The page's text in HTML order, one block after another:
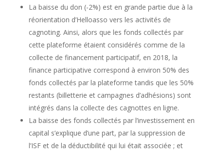
La baisse du don (-2%) est en grande partie due à la
réorientation d’Helloasso vers les activités de
cagnoting. Ainsi, alors que les fonds collectés par
cette plateforme étaient considérés comme de la
collecte de financement participatif, en 2018, la
finance participative correspond à environ 50% des
fonds collectés par la plateforme tandis que les 50%
restants (billetterie et campagnes d’adhésions) sont
intégrés dans la collecte des cagnottes en ligne.
La baisse des fonds collectés par l’investissement en
capital s’explique d’une part, par la suppression de
l’ISF et de la déductibilité qui lui était associée ; et